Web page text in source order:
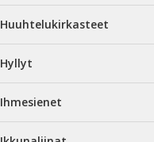
Huuhtelukirkasteet
Hyllyt
Ihmesienet